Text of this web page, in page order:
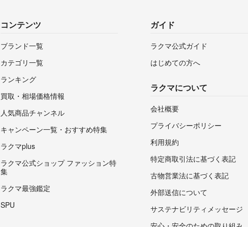
コンテンツ
ブランド一覧
カテゴリ一覧
ランキング
買取・相場価格情報
人気商品チャンネル
キャンペーン一覧・おすすめ特集
ラクマplus
ラクマ公式ショップ ファッション特
集
ラクマ最強鑑定
SPU
ガイド
ラクマ公式ガイド
はじめての方へ
ラクマについて
会社概要
プライバシーポリシー
利用規約
特定商取引法に基づく表記
古物営業法に基づく表記
外部送信について
サステナビリティメッセージ